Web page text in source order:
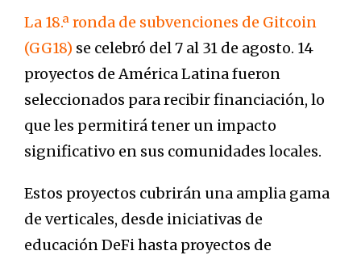
La 18.ª ronda de subvenciones de Gitcoin
(GG18) se celebró del 7 al 31 de agosto. 14
proyectos de América Latina fueron
seleccionados para recibir financiación, lo
que les permitirá tener un impacto
significativo en sus comunidades locales.
Estos proyectos cubrirán una amplia gama
de verticales, desde iniciativas de
educación DeFi hasta proyectos de